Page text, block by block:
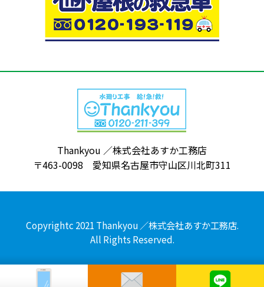
Thankyou ／株式会社あすか工務店
〒463-0098 愛知県名古屋市守山区川北町311
Copyrightc 2021 Thankyou ／株式会社あすか工務店.
All Rights Reserved.